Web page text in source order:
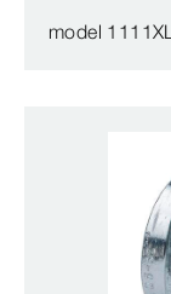
model 1111XL